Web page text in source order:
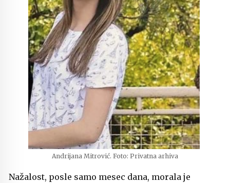
Andrijana Mitrović. Foto: Privatna arhiva
Nažalost, posle samo mesec dana, morala je